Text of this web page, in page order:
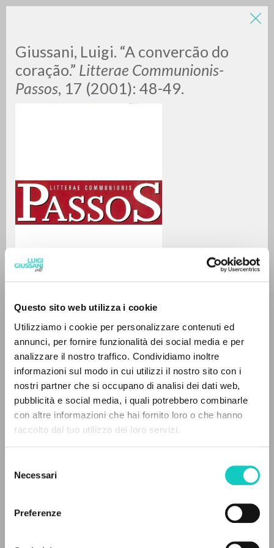
Questo sito web utilizza i cookie
Utilizziamo i cookie per personalizzare contenuti ed
annunci, per fornire funzionalità dei social media e per
analizzare il nostro traffico. Condividiamo inoltre
informazioni sul modo in cui utilizzi il nostro sito con i
nostri partner che si occupano di analisi dei dati web,
pubblicità e social media, i quali potrebbero combinarle
con altre informazioni che hai fornito loro o che hanno
raccolto dal tuo utilizzo dei loro servizi.
delNecessari
Preferenze
Giussani, Luigi. “A convercão do
coração.” Litterae Communionis-
Passos, 17 (2001): 48-49.
Giussani Luigi Autore
Portoghese BR
Litterae Communionis-Passos
2001
Pagine: 2
09/12/2025
LUIGI
GIUSSANI
0DOCUMENTI TROVATI
RISULTATI SUCCESSIVI